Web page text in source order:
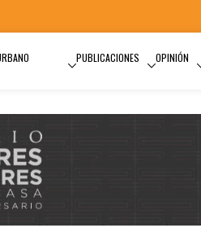
PUBLICACIONES OPINIÓN